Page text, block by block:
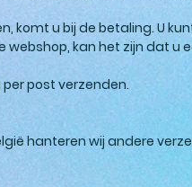
u bij de betaling. U
kan het zijn dat u
post verzenden.
hanteren wij andere